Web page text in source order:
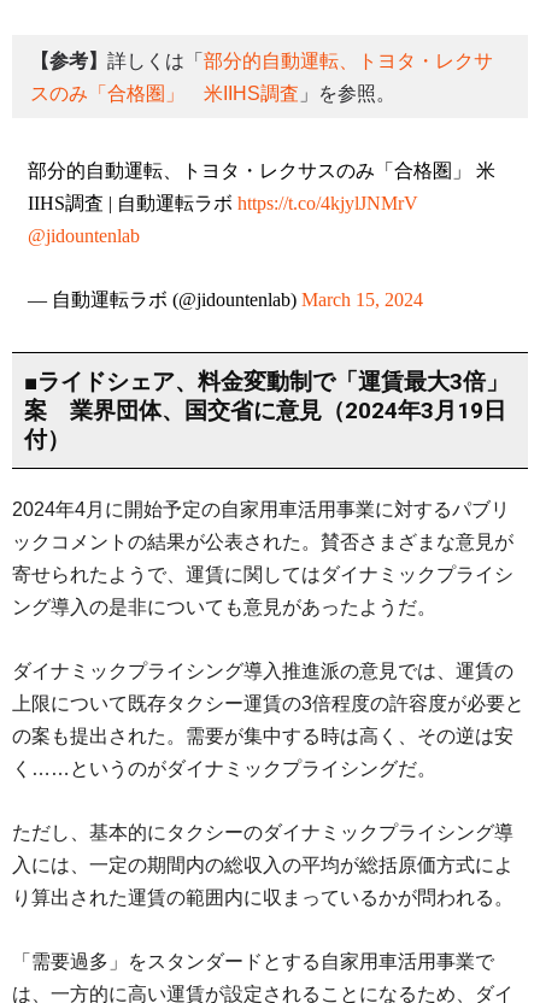
【参考】 詳しくは「 部分的自動運転、トヨタ・レクサ
スのみ「合格圏」 米IIHS調査 」を参照。
部分的自動運転、トヨタ・レクサスのみ「合格圏」 米
IIHS調査 | 自動運転ラボ https://t.co/4kjylJNMrV
@jidountenlab
— 自動運転ラボ (@jidountenlab) March 15, 2024
■ライドシェア、料金変動制で「運賃最大3倍」
案 業界団体、国交省に意見（2024年3月19日
付）
2024年4月に開始予定の自家用車活用事業に対するパブリ
ックコメントの結果が公表された。賛否さまざまな意見が
寄せられたようで、運賃に関してはダイナミックプライシ
ング導入の是非についても意見があったようだ。
ダイナミックプライシング導入推進派の意見では、運賃の
上限について既存タクシー運賃の3倍程度の許容度が必要と
の案も提出された。需要が集中する時は高く、その逆は安
く……というのがダイナミックプライシングだ。
ただし、基本的にタクシーのダイナミックプライシング導
入には、一定の期間内の総収入の平均が総括原価方式によ
り算出された運賃の範囲内に収まっているかが問われる。
「需要過多」をスタンダードとする自家用車活用事業で
は、一方的に高い運賃が設定されることになるため、ダイ